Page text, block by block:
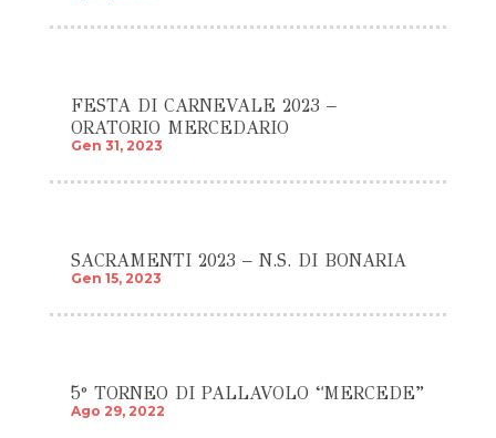
FESTA DI CARNEVALE 2023 –
ORATORIO MERCEDARIO
Gen 31, 2023
SACRAMENTI 2023 – N.S. DI BONARIA
Gen 15, 2023
5° TORNEO DI PALLAVOLO “MERCEDE”
Ago 29, 2022